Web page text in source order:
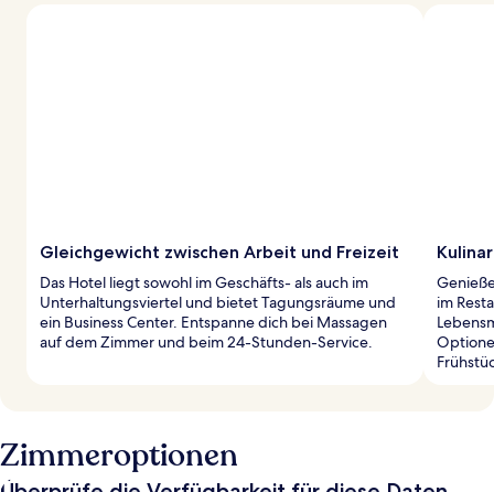
Gleichgewicht zwischen Arbeit und Freizeit
Das Hotel liegt sowohl im Geschäfts- als auch im
Unterhaltungsviertel und bietet Tagungsräume und
ein Business Center. Entspanne dich bei Massagen
auf dem Zimmer und beim 24-Stunden-Service.
im
Zimmeroptionen